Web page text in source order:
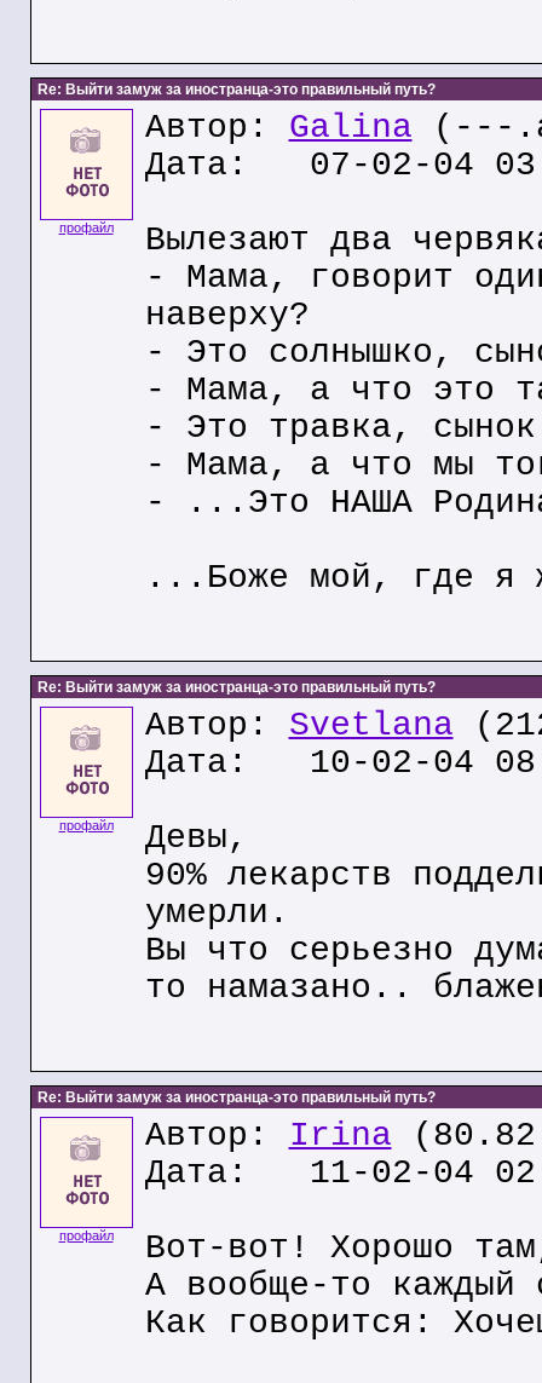
Re: Выйти замуж за иностранца-это правильный путь?
профайл
Автор: Galina (---
Дата: 07-02-04
Вылезают два
- Мама, говорит
наверху?
- Это солнышко,
- Мама, а что это
- Это травка,
- Мама, а что мы
- ...Это НАША
...Боже мой, где
Re: Выйти замуж за иностранца-это правильный путь?
профайл
Автор: Svetlana
Дата: 10-02-04
Девы,
90% лекарств
умерли.
Вы что серьезно
то намазано..
Re: Выйти замуж за иностранца-это правильный путь?
профайл
Автор: Irina
Дата: 11-02-04
Вот-вот! Хорошо
А вообще-то каждый
Как говорится: